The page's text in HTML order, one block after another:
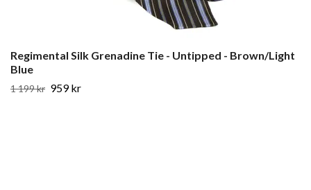
Regimental Silk Grenadine Tie - Untipped - Brown/Light
Blue
1 199 kr 959 kr